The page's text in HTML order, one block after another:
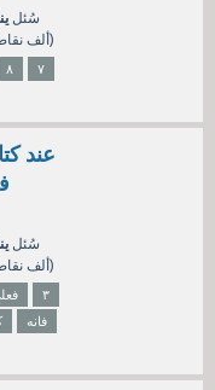
سُئل
202ألف نقاط)
٨
٧
سُئل
202ألف نقاط)
٣
فانه